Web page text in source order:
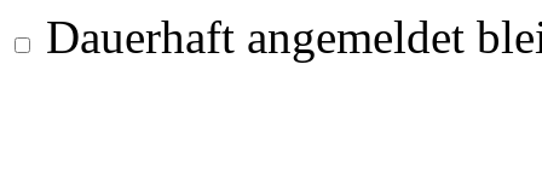
Dauerhaft angemeldet